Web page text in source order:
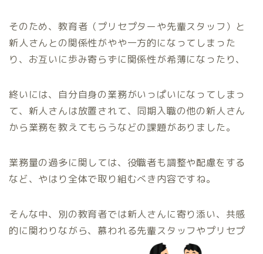
そのため、教育者（プリセプターや先輩スタッフ）と
新人さんとの関係性がやや一方的になってしまった
り、お互いに歩み寄らずに関係性が希薄になったり、
終いには、自分自身の業務がいっぱいになってしまっ
て、新人さんは放置されて、同期入職の他の新人さん
から業務を教えてもらうなどの課題がありました。
業務量の過多に関しては、役職者も調整や配慮をする
など、やはり全体で取り組むべき内容ですね。
そんな中、別の教育者では新人さんに寄り添い、共感
的に関わりながら、慕われる先輩スタッフやプリセプ